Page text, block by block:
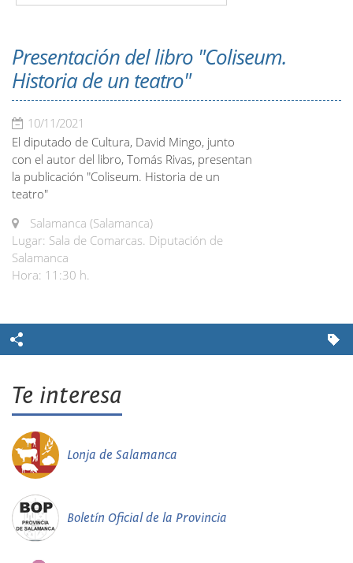
Presentación del libro "Coliseum.
Historia de un teatro"
10/11/2021
El diputado de Cultura, David Mingo, junto
con el autor del libro, Tomás Rivas, presentan
la publicación "Coliseum. Historia de un
teatro"
Salamanca (Salamanca)
Lugar: Sala de Comarcas. Diputación de
Salamanca
Hora: 11:30 h.
Te interesa
Lonja de Salamanca
Boletín Oficial de la Provincia